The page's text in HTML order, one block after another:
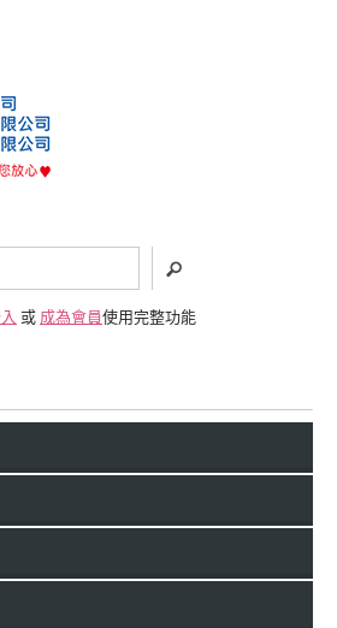
或 成為會員使用完整功能